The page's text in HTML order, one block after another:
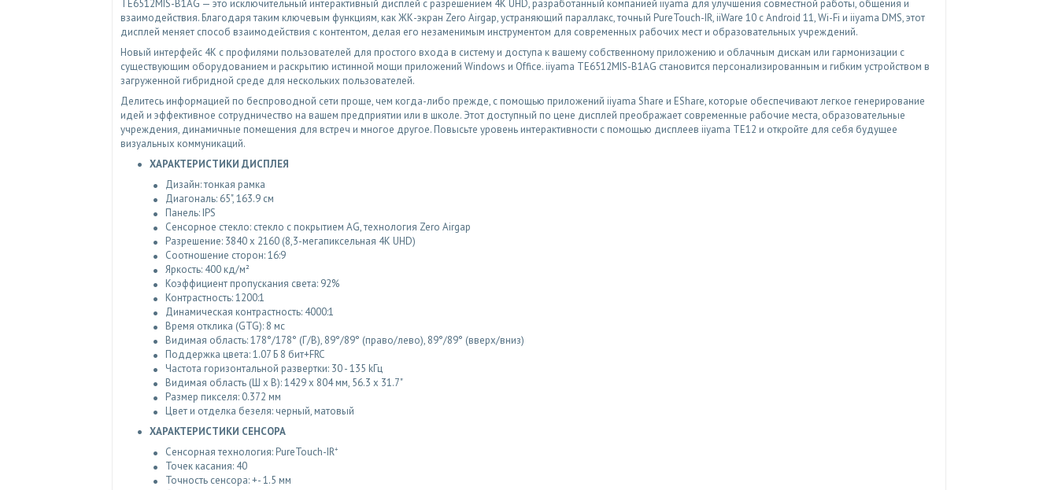
TE6512MIS-B1AG — это исключительный интерактивный дисплей с разрешением 4K UHD, разработанный компанией iiyama для улучшения совместной работы, общения и
взаимодействия. Благодаря таким ключевым функциям, как ЖК-экран Zero Airgap, устраняющий параллакс, точный PureTouch-IR, iiWare 10 с Android 11, Wi-Fi и iiyama DMS, этот
дисплей меняет способ взаимодействия с контентом, делая его незаменимым инструментом для современных рабочих мест и образовательных учреждений.
Новый интерфейс 4K с профилями пользователей для простого входа в систему и доступа к вашему собственному приложению и облачным дискам или гармонизации с
существующим оборудованием и раскрытию истинной мощи приложений Windows и Office. iiyama TE6512MIS-B1AG становится персонализированным и гибким устройством в
загруженной гибридной среде для нескольких пользователей.
Делитесь информацией по беспроводной сети проще, чем когда-либо прежде, с помощью приложений iiyama Share и EShare, которые обеспечивают легкое генерирование
идей и эффективное сотрудничество на вашем предприятии или в школе. Этот доступный по цене дисплей преображает современные рабочие места, образовательные
учреждения, динамичные помещения для встреч и многое другое. Повысьте уровень интерактивности с помощью дисплеев iiyama TE12 и откройте для себя будущее
визуальных коммуникаций.
ХАРАКТЕРИСТИКИ ДИСПЛЕЯ
Дизайн: тонкая рамка
Диагональ: 65", 163.9 см
Панель: IPS
Сенсорное стекло: стекло с покрытием AG, технология Zero Airgap
Разрешение: 3840 x 2160 (8,3-мегапиксельная 4K UHD)
Соотношение сторон: 16:9
Яркость: 400 кд/м²
Коэффициент пропускания света: 92%
Контрастность: 1200:1
Динамическая контрастность: 4000:1
Время отклика (GTG): 8 мс
Видимая область: 178°/178° (Г/В), 89°/89° (право/лево), 89°/89° (вверх/вниз)
Поддержка цвета: 1.07 Б 8 бит+FRC
Частота горизонтальной развертки: 30 - 135 kГц
Видимая область (Ш x В): 1429 x 804 мм, 56.3 x 31.7"
Размер пикселя: 0.372 мм
Цвет и отделка безеля: черный, матовый
ХАРАКТЕРИСТИКИ СЕНСОРА
Сенсорная технология: PureTouch-IR⁺
Точек касания: 40
Точность сенсора: +- 1.5 мм